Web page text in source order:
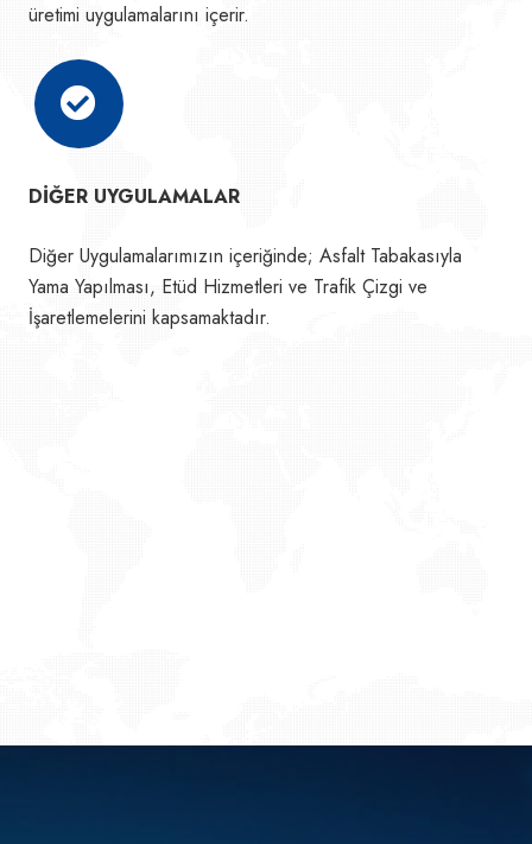
üretimi uygulamalarını içerir.
DİĞER UYGULAMALAR
Diğer Uygulamalarımızın içeriğinde; Asfalt Tabakasıyla
Yama Yapılması, Etüd Hizmetleri ve Trafik Çizgi ve
İşaretlemelerini kapsamaktadır.